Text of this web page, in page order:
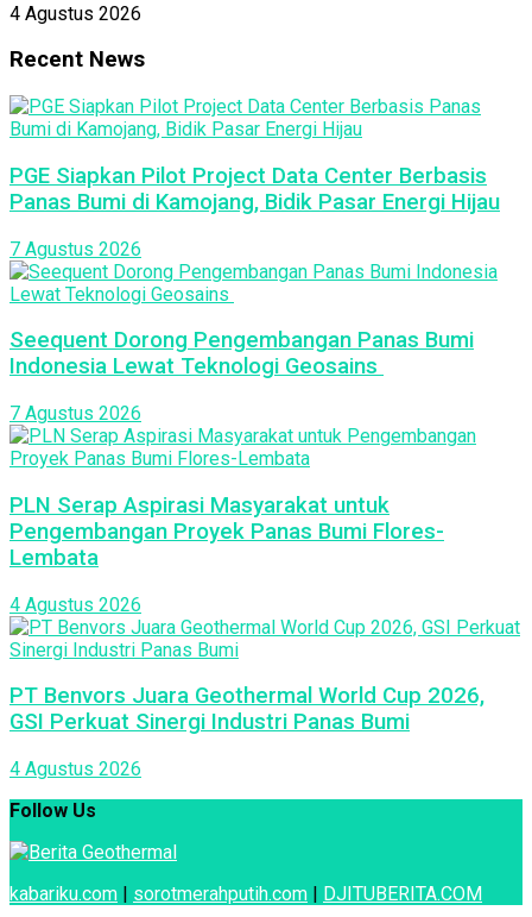
4 Agustus 2026
Recent News
PGE Siapkan Pilot Project Data Center Berbasis
Panas Bumi di Kamojang, Bidik Pasar Energi Hijau
7 Agustus 2026
Seequent Dorong Pengembangan Panas Bumi
Indonesia Lewat Teknologi Geosains
7 Agustus 2026
PLN Serap Aspirasi Masyarakat untuk
Pengembangan Proyek Panas Bumi Flores-
Lembata
4 Agustus 2026
PT Benvors Juara Geothermal World Cup 2026,
GSI Perkuat Sinergi Industri Panas Bumi
4 Agustus 2026
Follow Us
kabariku.com | sorotmerahputih.com | DJITUBERITA.COM